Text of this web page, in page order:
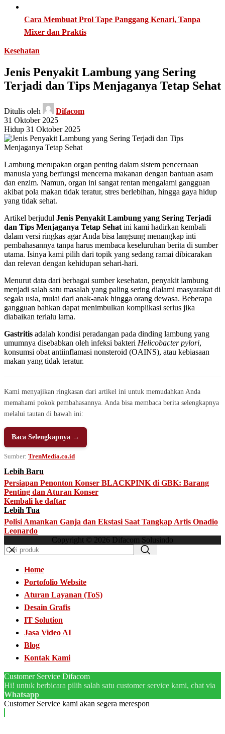
Cara Membuat Prol Tape Panggang Kenari, Tanpa
Mixer dan Praktis
Kesehatan
Jenis Penyakit Lambung yang Sering
Terjadi dan Tips Menjaganya Tetap Sehat
Ditulis oleh
Difacom
31 Oktober 2025
Hidup 31 Oktober 2025
Lambung merupakan organ penting dalam sistem pencernaan
manusia yang berfungsi mencerna makanan dengan bantuan asam
dan enzim. Namun, organ ini sangat rentan mengalami gangguan
akibat pola makan tidak teratur, stres berlebihan, hingga gaya hidup
yang tidak sehat.
Artikel berjudul Jenis Penyakit Lambung yang Sering Terjadi
dan Tips Menjaganya Tetap Sehat ini kami hadirkan kembali
dalam versi ringkas agar Anda bisa langsung menangkap inti
pembahasannya tanpa harus membaca keseluruhan berita di sumber
utama. Isinya kami pilih dari topik yang sedang ramai dibicarakan
dan relevan dengan kehidupan sehari-hari.
Menurut data dari berbagai sumber kesehatan, penyakit lambung
menjadi salah satu masalah yang paling sering dialami masyarakat di
segala usia, mulai dari anak-anak hingga orang dewasa. Beberapa
gangguan bahkan dapat menimbulkan komplikasi serius jika
diabaikan terlalu lama.
Gastritis adalah kondisi peradangan pada dinding lambung yang
umumnya disebabkan oleh infeksi bakteri Helicobacter pylori,
konsumsi obat antiinflamasi nonsteroid (OAINS), atau kebiasaan
makan yang tidak teratur.
Kami menyajikan ringkasan dari artikel ini untuk memudahkan Anda
memahami pokok pembahasannya. Anda bisa membaca berita selengkapnya
melalui tautan di bawah ini:
Baca Selengkapnya →
Sumber: TrenMedia.co.id
Lebih Baru
Persiapan Penonton Konser BLACKPINK di GBK: Barang
Penting dan Aturan Konser
Kembali ke daftar
Lebih Tua
Polisi Amankan Ganja dan Ekstasi Saat Tangkap Artis Onadio
Leonardo
Copyright © 2026 Difacom Solusindo
Home
Portofolio Website
Aturan Layanan (ToS)
Desain Grafis
IT Solution
Jasa Video AI
Blog
Kontak Kami
Customer Service Difacom
Hi! untuk berbicara pilih salah satu customer service kami, chat via
Whatsapp
Customer Service kami akan segera merespon